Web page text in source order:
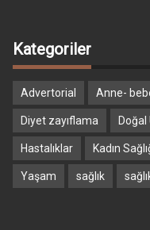
Kategoriler
Advertorial Anne-
Diyet zayıflama Doğal
Hastalıklar Kadın
Yaşam sağlık